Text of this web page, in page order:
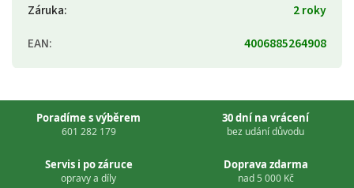
Záruka:
2 roky
EAN: 4006885264908
Poradíme s výběrem
601 282 179
30 dní na vrácení
bez udání důvodu
Servis i po záruce
opravy a díly
Doprava zdarma
nad 5 000 Kč